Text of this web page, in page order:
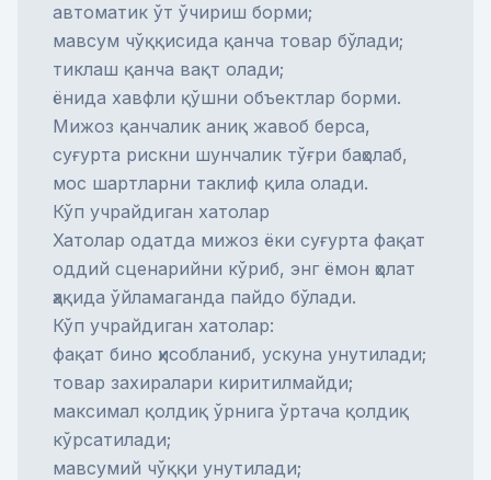
автоматик ўт ўчириш борми;
мавсум чўққисида қанча товар бўлади;
тиклаш қанча вақт олади;
ёнида хавфли қўшни объектлар борми.
Мижоз қанчалик аниқ жавоб берса,
суғурта рискни шунчалик тўғри баҳолаб,
мос шартларни таклиф қила олади.
Кўп учрайдиган хатолар
Хатолар одатда мижоз ёки суғурта фақат
оддий сценарийни кўриб, энг ёмон ҳолат
ҳақида ўйламаганда пайдо бўлади.
Кўп учрайдиган хатолар:
фақат бино ҳисобланиб, ускуна унутилади;
товар захиралари киритилмайди;
максимал қолдиқ ўрнига ўртача қолдиқ
кўрсатилади;
мавсумий чўққи унутилади;